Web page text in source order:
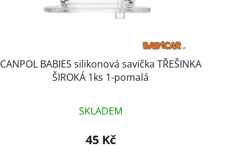
CANPOL BABIES silikonová savička TŘEŠINKA
ŠIROKÁ 1ks 1-pomalá
SKLADEM
45 Kč